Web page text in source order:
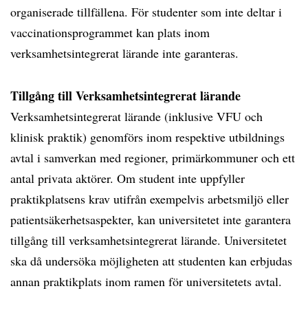
organiserade tillfällena. För studenter som inte deltar i
vaccinationsprogrammet kan plats inom
verksamhetsintegrerat lärande inte garanteras.
Tillgång till Verksamhetsintegrerat lärande
Verksamhetsintegrerat lärande (inklusive VFU och
klinisk praktik) genomförs inom respektive utbildnings
avtal i samverkan med regioner, primärkommuner och ett
antal privata aktörer. Om student inte uppfyller
praktikplatsens krav utifrån exempelvis arbetsmiljö eller
patientsäkerhetsaspekter, kan universitetet inte garantera
tillgång till verksamhetsintegrerat lärande. Universitetet
ska då undersöka möjligheten att studenten kan erbjudas
annan praktikplats inom ramen för universitetets avtal.